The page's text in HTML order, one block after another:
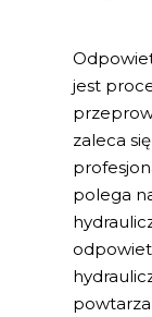
jest
zaleca
polega